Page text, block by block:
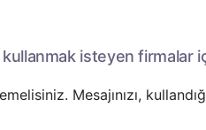
isteyen firmalar
Mesajınızı,